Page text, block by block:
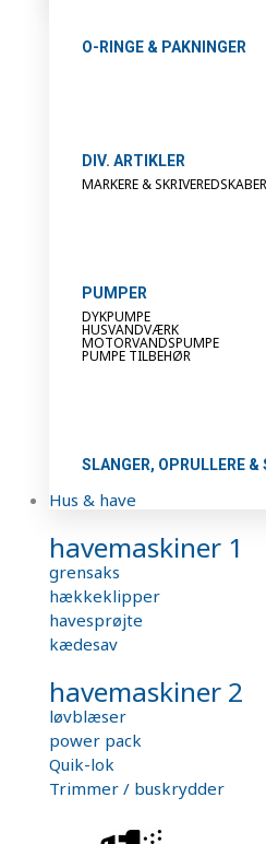
O-RINGE & PAKNINGER
DIV. ARTIKLER
MARKERE & SKRIVEREDSKABER
PUMPER
DYKPUMPE
HUSVANDVÆRK
MOTORVANDSPUMPE
PUMPE TILBEHØR
SLANGER, OPRULLERE &
Hus & have
havemaskiner 1
grensaks
hækkeklipper
havesprøjte
kædesav
havemaskiner 2
løvblæser
power pack
Quik-lok
Trimmer / buskrydder